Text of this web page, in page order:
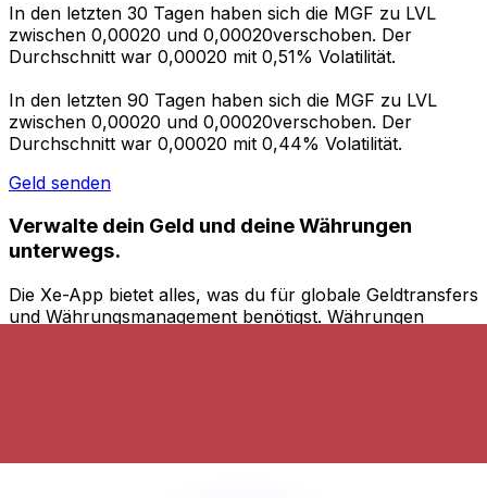
In den letzten 30 Tagen haben sich die MGF zu LVL
zwischen 0,00020 und 0,00020verschoben. Der
Durchschnitt war 0,00020 mit 0,51% Volatilität.
In den letzten 90 Tagen haben sich die MGF zu LVL
zwischen 0,00020 und 0,00020verschoben. Der
Durchschnitt war 0,00020 mit 0,44% Volatilität.
Geld senden
Verwalte dein Geld und deine Währungen
unterwegs.
Die Xe-App bietet alles, was du für globale Geldtransfers
und Währungsmanagement benötigst. Währungen